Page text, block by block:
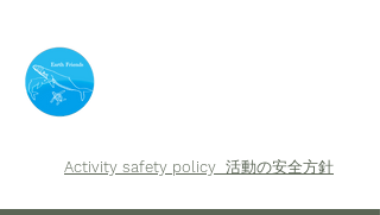
Activity safety policy 活動の安全方針